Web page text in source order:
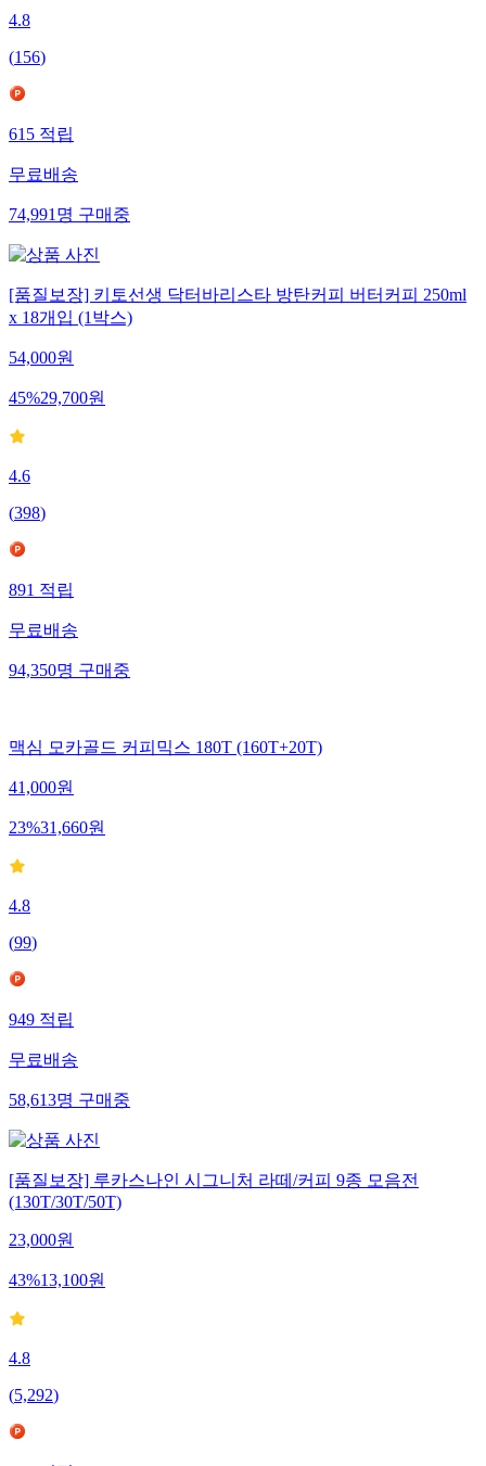
4.8
(156)
615적립
무료배송
74,991명구매중
[품질보장] 키토선생 닥터바리스타 방탄커피 버터커피 250ml
x 18개입 (1박스)
54,000원
45%29,700원
4.6
(398)
891적립
무료배송
94,350명구매중
맥심 모카골드 커피믹스 180T (160T+20T)
41,000원
23%31,660원
4.8
(99)
949적립
무료배송
58,613명구매중
[품질보장] 루카스나인 시그니처 라떼/커피 9종 모음전
(130T/30T/50T)
23,000원
43%13,100원
4.8
(5,292)